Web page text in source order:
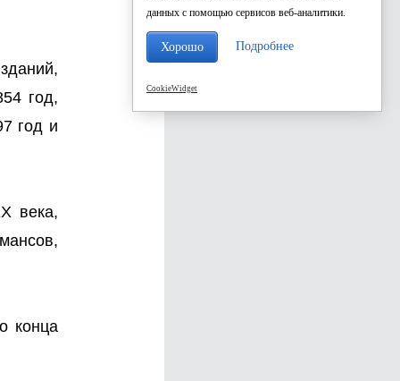
год,
год и
века,
конца
данных с помощью сервисов веб-аналитики.
Хорошо Подробнее
CookieWidget